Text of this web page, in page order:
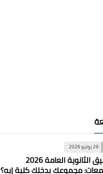
29 يوليو 2026
تنسيق الثانوية العامة 2026
مجموعك يدخلك كلية إيه؟